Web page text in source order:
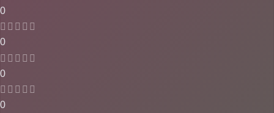
0
0
0
0